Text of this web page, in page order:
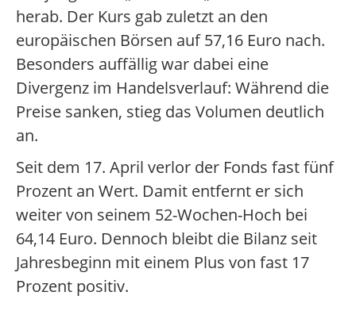
herab. Der Kurs gab zuletzt an den
europäischen Börsen auf 57,16 Euro nach.
Besonders auffällig war dabei eine
Divergenz im Handelsverlauf: Während die
Preise sanken, stieg das Volumen deutlich
an.
Seit dem 17. April verlor der Fonds fast fünf
Prozent an Wert. Damit entfernt er sich
weiter von seinem 52-Wochen-Hoch bei
64,14 Euro. Dennoch bleibt die Bilanz seit
Jahresbeginn mit einem Plus von fast 17
Prozent positiv.